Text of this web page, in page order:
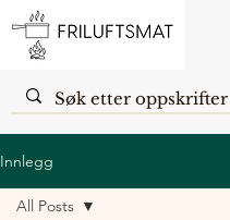
Innlegg
All Posts